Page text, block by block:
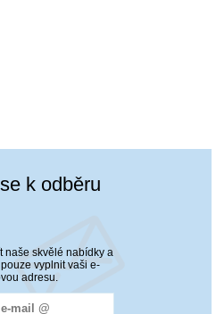
k odběru
naše skvělé nabídky a
vyplnit vaši e-
adresu.